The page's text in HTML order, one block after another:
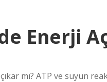
Enerji
mı? ATP ve suyun